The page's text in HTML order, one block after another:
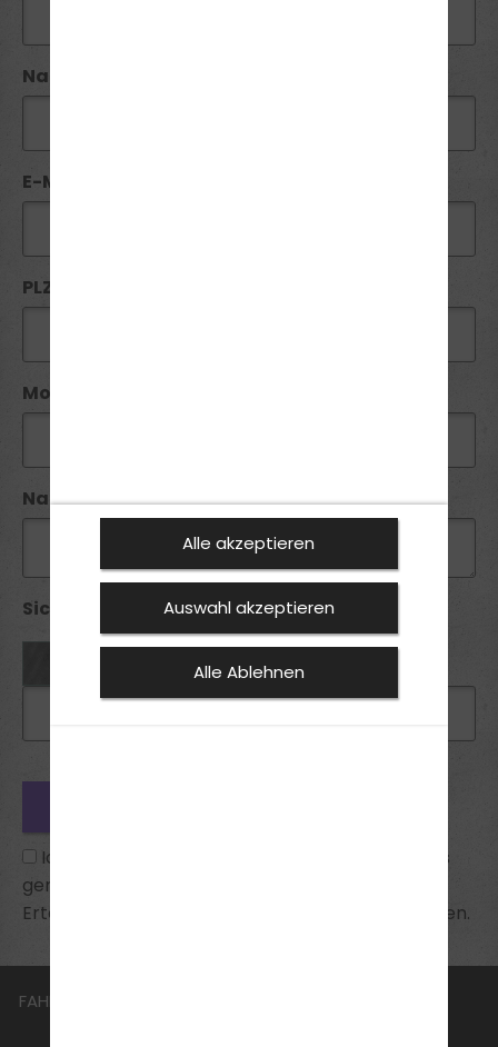
Nachname*:
E-Mail*:
PLZ*:
Mobil*:
Nachricht:
Sicherheitsabfrage *:
Ich habe die
zur Kenntnis
genommen und bin mit ihnen einverstanden.
Erteilte Einwilligungen kann ich jederzeit widerrufen.
FAHRSCHULE
Alle akzeptieren
Auswahl akzeptieren
Alle Ablehnen